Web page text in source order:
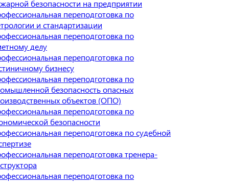
безопасности на предприятии
переподготовка по
и стандартизации
переподготовка по
делу
переподготовка по
бизнесу
переподготовка по
безопасность опасных
объектов (ОПО)
переподготовка по
безопасности
переподготовка по судебной
переподготовка тренера-
переподготовка по